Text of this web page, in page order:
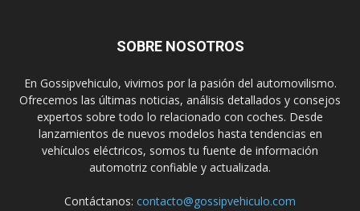
SOBRE NOSOTROS
En Gossipvehiculo, vivimos por la pasión del automovilismo.
Ofrecemos las últimas noticias, análisis detallados y consejos
expertos sobre todo lo relacionado con coches. Desde
lanzamientos de nuevos modelos hasta tendencias en
vehículos eléctricos, somos tu fuente de información
automotriz confiable y actualizada.
Contáctanos: contacto@gossipvehiculo.com